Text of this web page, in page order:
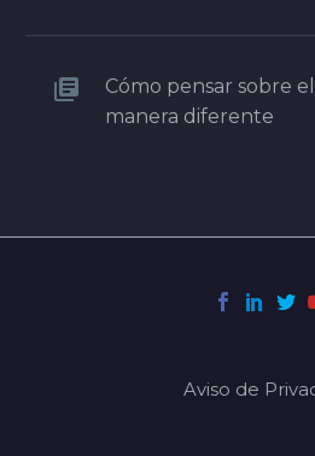
Cómo pensar sobre
manera diferente
Aviso de